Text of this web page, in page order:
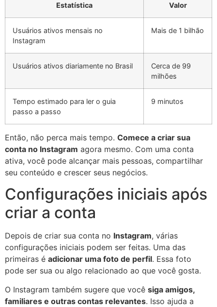
Estatística Valor
Usuários ativos mensais no
Instagram
Mais de 1 bilhão
Usuários ativos diariamente no Brasil
Cerca de 99
milhões
Tempo estimado para ler o guia
passo a passo
9 minutos
Então, não perca mais tempo. Comece a criar sua
conta no Instagram agora mesmo. Com uma conta
ativa, você pode alcançar mais pessoas, compartilhar
seu conteúdo e crescer seus negócios.
Configurações iniciais após
criar a conta
Depois de criar sua conta no Instagram, várias
configurações iniciais podem ser feitas. Uma das
primeiras é adicionar uma foto de perfil. Essa foto
pode ser sua ou algo relacionado ao que você gosta.
O Instagram também sugere que você siga amigos,
familiares e outras contas relevantes. Isso ajuda a